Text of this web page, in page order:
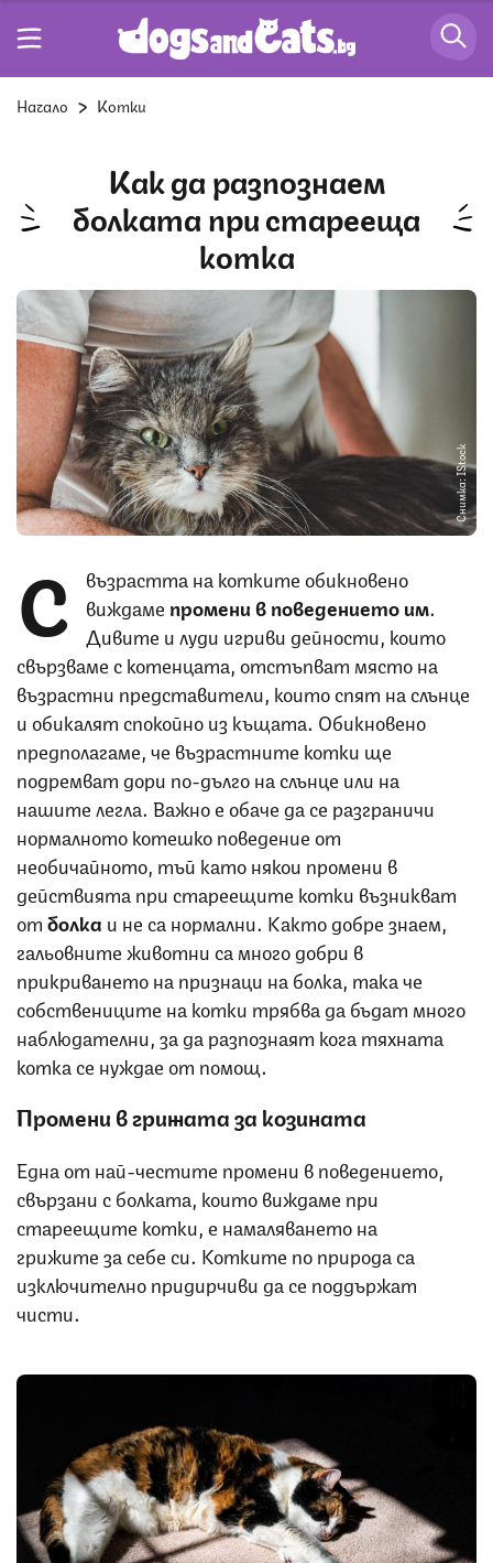
Начало Котки
Как да разпознаем
болката при старееща
котка
Снимка: IStock
С
възрастта на котките обикновено
виждаме промени в поведението им.
Дивите и луди игриви дейности, които
свързваме с котенцата, отстъпват място на
възрастни представители, които спят на слънце
и обикалят спокойно из къщата. Обикновено
предполагаме, че възрастните котки ще
подремват дори по-дълго на слънце или на
нашите легла. Важно е обаче да се разграничи
нормалното котешко поведение от
необичайното, тъй като някои промени в
действията при стареещите котки възникват
отболка и не са нормални. Както добре знаем,
гальовните животни са много добри в
прикриването на признаци на болка, така че
собствениците на котки трябва да бъдат много
наблюдателни, за да разпознаят кога тяхната
котка се нуждае от помощ.
Промени в грижата за козината
Една от най-честите промени в поведението,
свързани с болката, които виждаме при
стареещите котки, е намаляването на
грижите за себе си. Котките по природа са
изключително придирчиви да се поддържат
чисти.